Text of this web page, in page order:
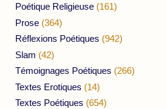
Poétique Religieuse (161)
Prose (364)
Réflexions Poétiques (942)
Slam (42)
Témoignages Poétiques (266)
Textes Erotiques (14)
Textes Poétiques (654)